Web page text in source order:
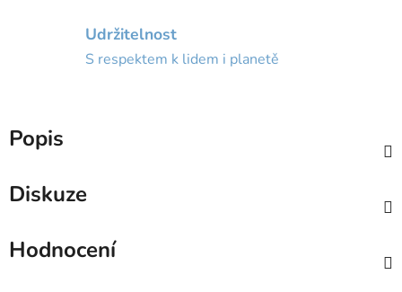
Udržitelnost
S respektem k lidem i planetě
Popis
Diskuze
Hodnocení